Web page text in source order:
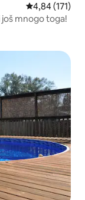
Prosečna
4,84 (171)
još mnogo toga!